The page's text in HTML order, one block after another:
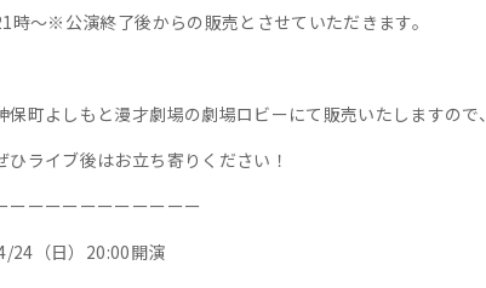
時～※公演終了後からの販売とさせていただきます。
保町よしもと漫才劇場の劇場ロビーにて販売いたしますので、
ひライブ後はお立ち寄りください！
ーーーーーーーーーーー
24（日）20:00開演